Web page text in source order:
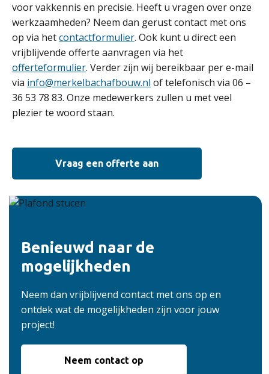
voor vakkennis en precisie. Heeft u vragen over onze
werkzaamheden? Neem dan gerust contact met ons
op via hetcontactformulier. Ook kunt u direct een
vrijblijvende offerte aanvragen via het
offerteformulier. Verder zijn wij bereikbaar per e-mail
via info@merkelbachafbouw.nl of telefonisch via 06 –
36 53 78 83. Onze medewerkers zullen u met veel
plezier te woord staan.
Vraag een offerte aan
Benieuwd naar de
mogelijkheden
Neem dan vrijblijvend contact met ons op en
ontdek wat de mogelijkheden zijn voor jouw
project!
Neem contact op